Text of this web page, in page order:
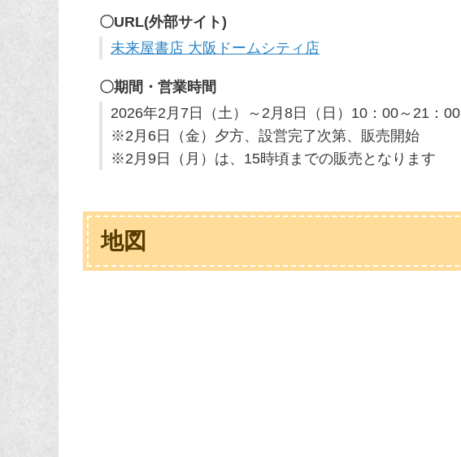
〇URL(外部サイト)
未来屋書店 大阪ドームシティ店
〇期間・営業時間
2026年2月7日（土）～2月8日（日）10：00～21：00
※2月6日（金）夕方、設営完了次第、販売開始
※2月9日（月）は、15時頃までの販売となります
地図